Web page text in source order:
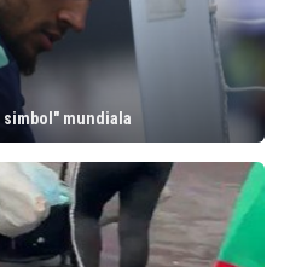
simbol" mundiala